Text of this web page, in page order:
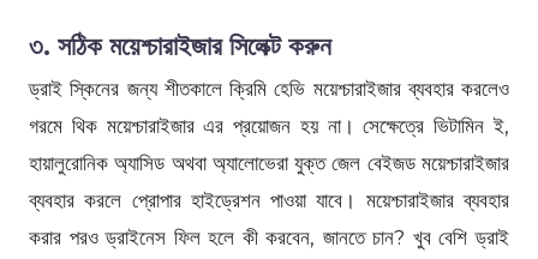
৩. সঠিক ময়েশ্চারাইজার সিলেক্ট করুন
ড্রাই স্কিনের জন্য শীতকালে ক্রিমি হেভি ময়েশ্চারাইজার ব্যবহার করলেও
গরমে থিক ময়েশ্চারাইজার এর প্রয়োজন হয় না। সেক্ষেত্রে ভিটামিন ই,
হায়ালুরোনিক অ্যাসিড অথবা অ্যালোভেরা যুক্ত জেল বেইজড ময়েশ্চারাইজার
ব্যবহার করলে প্রোপার হাইড্রেশন পাওয়া যাবে। ময়েশ্চারাইজার ব্যবহার
করার পরও ড্রাইনেস ফিল হলে কী করবেন, জানতে চান? খুব বেশি ড্রাই